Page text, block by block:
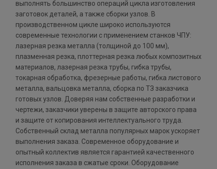
выполнять большинство операций цикла изготовления
заготовок деталей, а также сборки узлов. В
производственном цикле широко используются
современные технологии с применением станков ЧПУ:
лазерная резка металла (толщиной до 100 мм),
плазменная резка, плоттерная резка любых композитных
материалов, лазерная резка трубы, гибка трубы,
токарная обработка, фрезерные работы, гибка листового
металла, вальцовка металла, сборка по ТЗ заказчика
готовых узлов. Доверяя нам собственные разработки и
чертежи, заказчики уверены в защите авторского права
и защите от копирования интеллектуального труда.
Собственный склад металла популярных марок ускоряет
выполнения заказа. Современное оборудование и
опытный коллектив является гарантией качественного
исполнения заказа в сжатые сроки. Оборудование